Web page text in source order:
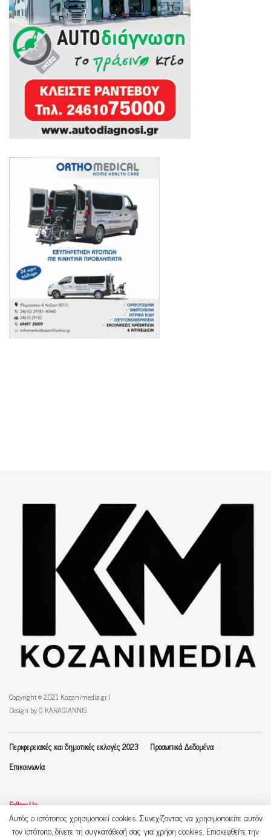
Copyright © 2021 Kozanimedia.gr |
Design by G KARAGIANNIS
Περιφερειακές και δημοτικές εκλογές 2023
Προσωπικά Δεδομένα
Επικοινωνία
Follow Us
Αυτός ο ιστότοπος χρησιμοποιεί cookies. Συνεχίζοντας να χρησιμοποιείτε αυτόν
τον ιστότοπο, δίνετε τη συγκατάθεσή σας για χρήση cookies. Επισκεφθείτε την